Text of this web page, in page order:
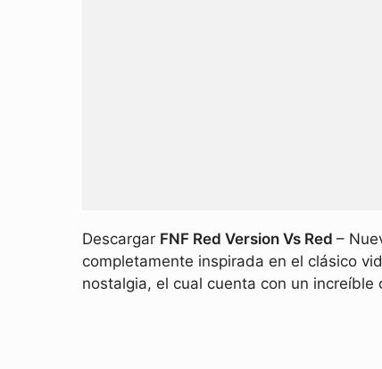
Descargar FNF Red Version Vs Red –
completamente inspirada en el clásico
nostalgia, el cual cuenta con un